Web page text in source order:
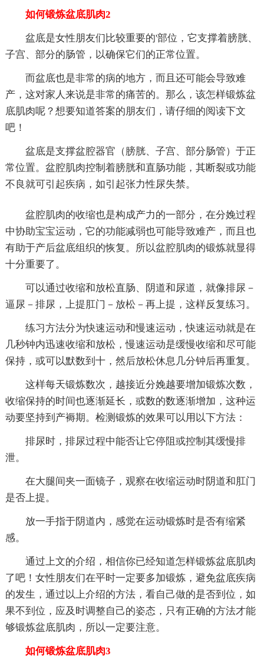
如何锻炼盆底肌肉2
盆底是女性朋友们比较重要的'部位，它支撑着膀胱、
子宫、部分的肠管，以确保它们的正常位置。
而盆底也是非常的病的地方，而且还可能会导致难
产，这对家人来说是非常的痛苦的。那么，该怎样锻炼盆
底肌肉呢？想要知道答案的朋友们，请仔细的阅读下文
吧！
盆底是支撑盆腔器官（膀胱、子宫、部分肠管）于正
常位置。盆腔肌肉控制着膀胱和直肠功能，其断裂或功能
不良就可引起疾病，如引起张力性尿失禁。
盆腔肌肉的收缩也是构成产力的一部分，在分娩过程
中协助宝宝运动，它的功能减弱也可能导致难产，而且也
有助于产后盆底组织的恢复。所以盆腔肌肉的锻炼就显得
十分重要了。
可以通过收缩和放松直肠、阴道和尿道，就像排尿－
逼尿－排尿，上提肛门－放松－再上提，这样反复练习。
练习方法分为快速运动和慢速运动，快速运动就是在
几秒钟内迅速收缩和放松，慢速运动是缓慢收缩和尽可能
保持，或可以默数到十，然后放松休息几分钟后再重复。
这样每天锻炼数次，越接近分娩越要增加锻炼次数，
收缩保持的时间也逐渐延长，或数的数逐渐增加，这种运
动要坚持到产褥期。检测锻炼的效果可以用以下方法：
排尿时，排尿过程中能否让它停阻或控制其缓慢排
泄。
在大腿间夹一面镜子，观察在收缩运动时阴道和肛门
是否上提。
放一手指于阴道内，感觉在运动锻炼时是否有缩紧
感。
通过上文的介绍，相信你已经知道怎样锻炼盆底肌肉
了吧！女性朋友们在平时一定要多加锻炼，避免盆底疾病
的发生，通过以上介绍的方法，看自己做的是否到位，如
果不到位，应及时调整自己的姿态，只有正确的方法才能
够锻炼盆底肌肉，所以一定要注意。
如何锻炼盆底肌肉3